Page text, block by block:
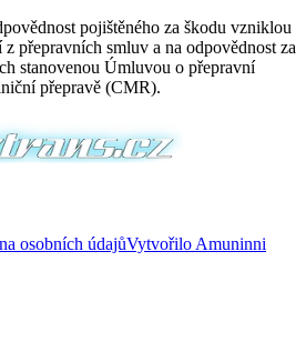
pojištěného za škodu vzniklou
přepravních smluv a na odpovědnost za
stanovenou Úmluvou o přepravní
přepravě (CMR).
osobních údajůVytvořilo Amuninni